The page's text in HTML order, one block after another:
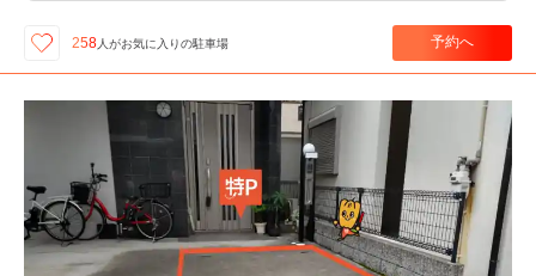
258 人がお気に入りの駐車場 予約へ